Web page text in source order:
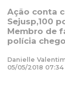
Ação conta
Sejusp,100
Membro de
polícia
Danielle
05/05/2018 07:34